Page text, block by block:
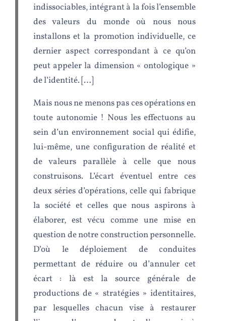
indissociables, intégrant à la fois l’ensemble
des valeurs du monde où nous nous
installons et la promotion individuelle, ce
dernier aspect correspondant à ce qu’on
peut appeler la dimension « ontologique »
de l’identité. […]
Mais nous ne menons pas ces opérations en
toute autonomie ! Nous les effectuons au
sein d’un environnement social qui édifie,
lui-même, une configuration de réalité et
de valeurs parallèle à celle que nous
construisons. L’écart éventuel entre ces
deux séries d’opérations, celle qui fabrique
la société et celles que nous aspirons à
élaborer, est vécu comme une mise en
question de notre construction personnelle.
D’où le déploiement de conduites
permettant de réduire ou d’annuler cet
écart : là est la source générale de
productions de « stratégies » identitaires,
par lesquelles chacun vise à restaurer